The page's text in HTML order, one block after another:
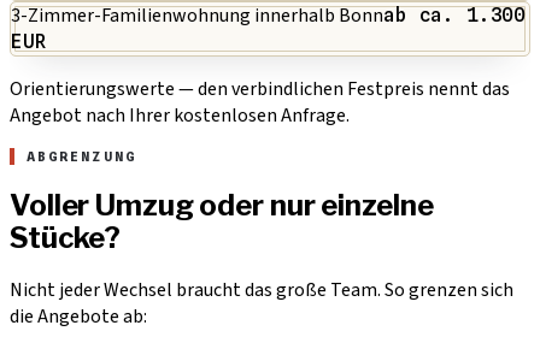
3-Zimmer-Familienwohnung innerhalb Bonnab ca. 1.300
EUR
Orientierungswerte — den verbindlichen Festpreis nennt das
Angebot nach Ihrer kostenlosen Anfrage.
ABGRENZUNG
Voller Umzug oder nur einzelne
Stücke?
Nicht jeder Wechsel braucht das große Team. So grenzen sich
die Angebote ab: